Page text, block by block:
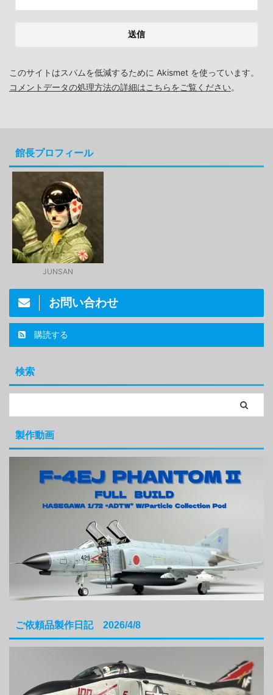
このサイトはスパムを低減するために Akismet を使っています。
コメントデータの処理方法の詳細はこちらをご覧ください。
館長プロフィール
JUNSAN
お問い合わせ
購読する
検索
製作動画
ご依頼品製作日記 2026/4/8